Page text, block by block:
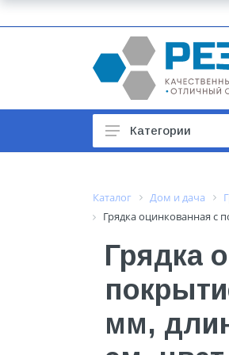
Автотовары
Арматура
Баки,
Бытовая техника
Бытовая химия
Категории
Каталог Дом и дача
Грядка оцинкованная с
Грядка
мм,